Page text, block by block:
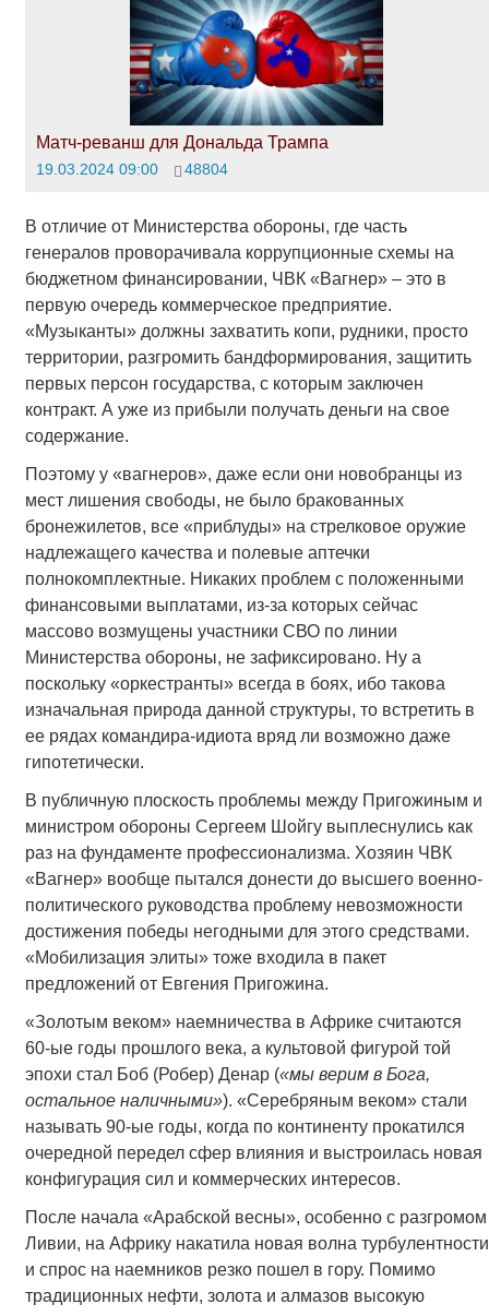
Матч-реванш для Дональда Трампа
19.03.2024 09:00 48804
В отличие от Министерства обороны, где часть
генералов проворачивала коррупционные схемы на
бюджетном финансировании, ЧВК «Вагнер» – это в
первую очередь коммерческое предприятие.
«Музыканты» должны захватить копи, рудники, просто
территории, разгромить бандформирования, защитить
первых персон государства, с которым заключен
контракт. А уже из прибыли получать деньги на свое
содержание.
Поэтому у «вагнеров», даже если они новобранцы из
мест лишения свободы, не было бракованных
бронежилетов, все «приблуды» на стрелковое оружие
надлежащего качества и полевые аптечки
полнокомплектные. Никаких проблем с положенными
финансовыми выплатами, из-за которых сейчас
массово возмущены участники СВО по линии
Министерства обороны, не зафиксировано. Ну а
поскольку «оркестранты» всегда в боях, ибо такова
изначальная природа данной структуры, то встретить в
ее рядах командира-идиота вряд ли возможно даже
гипотетически.
В публичную плоскость проблемы между Пригожиным и
министром обороны Сергеем Шойгу выплеснулись как
раз на фундаменте профессионализма. Хозяин ЧВК
«Вагнер» вообще пытался донести до высшего военно-
политического руководства проблему невозможности
достижения победы негодными для этого средствами.
«Мобилизация элиты» тоже входила в пакет
предложений от Евгения Пригожина.
«Золотым веком» наемничества в Африке считаются
60-ые годы прошлого века, а культовой фигурой той
эпохи стал Боб (Робер) Денар («мы верим в Бога,
остальное наличными»). «Серебряным веком» стали
называть 90-ые годы, когда по континенту прокатился
очередной передел сфер влияния и выстроилась новая
конфигурация сил и коммерческих интересов.
После начала «Арабской весны», особенно с разгромом
Ливии, на Африку накатила новая волна турбулентности
и спрос на наемников резко пошел в гору. Помимо
традиционных нефти, золота и алмазов высокую